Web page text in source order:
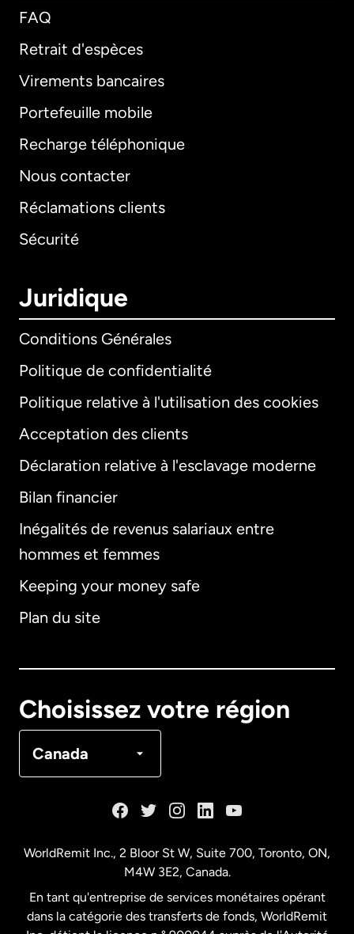
FAQ
Retrait d'espèces
Virements bancaires
Portefeuille mobile
Recharge téléphonique
Nous contacter
Réclamations clients
Sécurité
Juridique
Conditions Générales
Politique de confidentialité
Politique relative à l'utilisation des cookies
Acceptation des clients
Déclaration relative à l'esclavage moderne
Bilan financier
Inégalités de revenus salariaux entre
hommes et femmes
Keeping your money safe
Plan du site
Choisissez votre région
Canada
International
Allemagne
Français
WorldRemit Inc., 2 Bloor St W, Suite 700, Toronto, ON,
M4W 3E2, Canada.
En tant qu'entreprise de services monétaires opérant
dans la catégorie des transferts de fonds, WorldRemit